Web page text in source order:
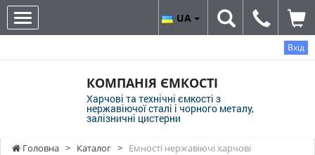
Вхід
КОМПАНІЯ ЄМКОСТІ
Харчові та технічні ємкості з
нержавіючої сталі і чорного металу,
залізничні цистерни
UA
Головна > Каталог > Емності нержавіючі харчові